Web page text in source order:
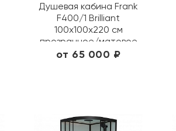
Душевая кабина Frank
F400/1 Brilliant
100х100х220 см
прозрачное/матовое
177009/ 20096
от 65 000 ₽